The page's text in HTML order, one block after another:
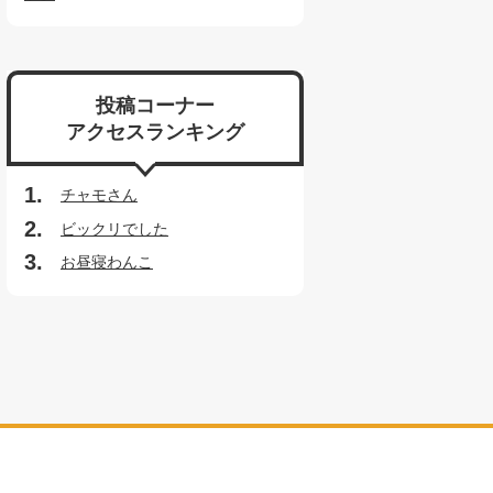
投稿コーナー
アクセスランキング
チャモさん
ビックリでした
お昼寝わんこ